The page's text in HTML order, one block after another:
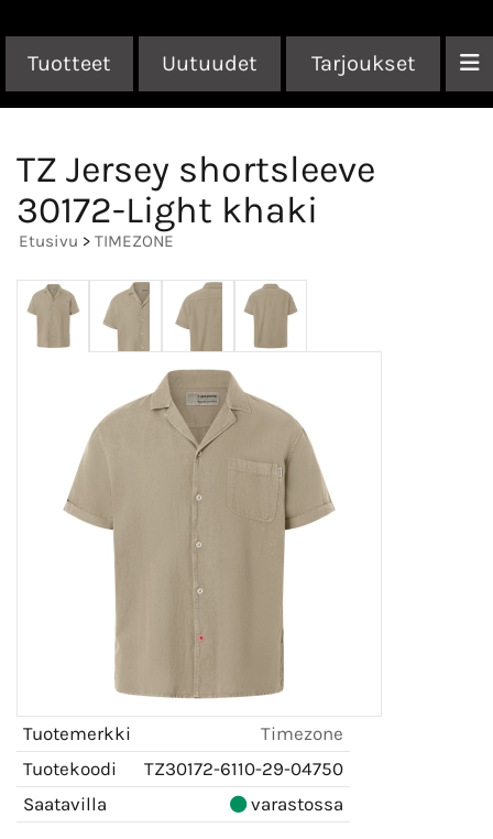
Tuotteet Uutuudet Tarjoukset
TZ Jersey shortsleeve
30172-Light khaki
Etusivu > TIMEZONE
Tuotemerkki
Timezone
Tuotekoodi
TZ30172-6110-29-04750
Saatavilla
varastossa